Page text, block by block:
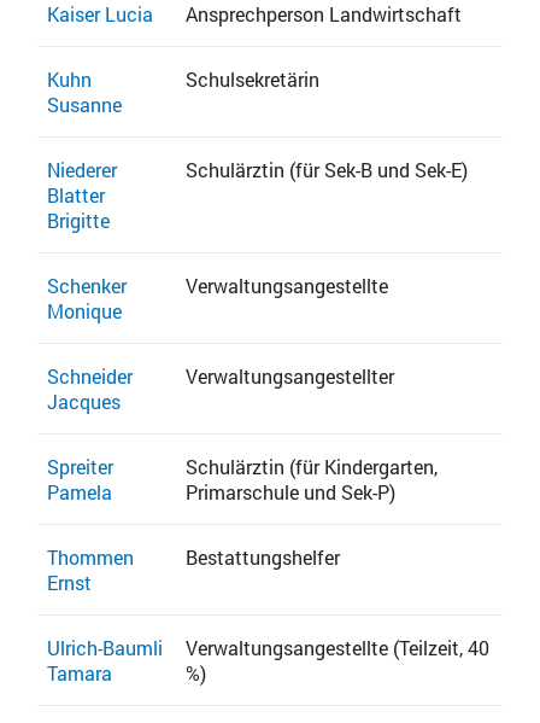
Kaiser Lucia Ansprechperson Landwirtschaft
Kuhn
Susanne
Schulsekretärin
Niederer
Blatter
Brigitte
Schulärztin (für Sek-B und Sek-E)
Schenker
Monique
Verwaltungsangestellte
Schneider
Jacques
Verwaltungsangestellter
Spreiter
Pamela
Schulärztin (für Kindergarten,
Primarschule und Sek-P)
Thommen
Ernst
Bestattungshelfer
Ulrich-Baumli
Tamara
Verwaltungsangestellte (Teilzeit, 40
%)